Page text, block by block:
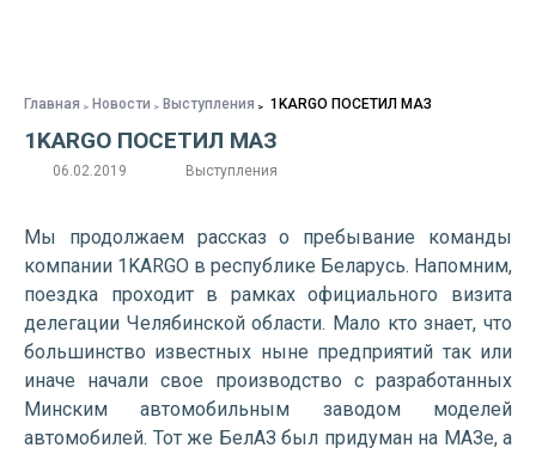
Главная Новости Выступления 1KARGO ПОСЕТИЛ МАЗ
1KARGO ПОСЕТИЛ МАЗ
06.02.2019 Выступления
Мы продолжаем рассказ о пребывание команды
компании 1KARGO в республике Беларусь. Напомним,
поездка проходит в рамках официального визита
делегации Челябинской области. Мало кто знает, что
большинство известных ныне предприятий так или
иначе начали свое производство с разработанных
Минским автомобильным заводом моделей
автомобилей. Тот же БелАЗ был придуман на МАЗе, а